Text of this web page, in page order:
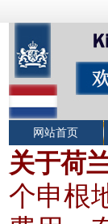
网站首页
关于荷
个申根